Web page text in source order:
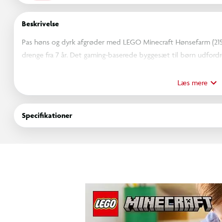
Beskrivelse
Pas høns og dyrk afgrøder med LEGO Minecraft Hønsefarm
drenge fra 7 år. Det gaming-baserede byggesæt til børn
Hønsehuset til rolleleg er formet som en høne med
der kan åbnes. Kæmpehønen lægger æg bagtil og drysser frø
når kyllingerne har brug for foder. Sjovt tilbehør omfatter
Læs mere
Specifikationer